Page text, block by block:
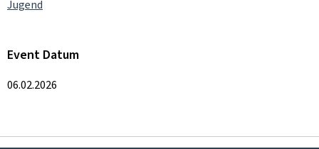
Jugend
Event Datum
06.02.2026